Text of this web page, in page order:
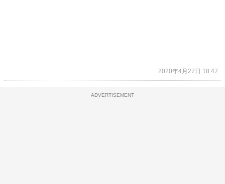
2020年4月27日 18:47
ADVERTISEMENT